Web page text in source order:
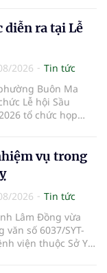
theo yêu cầu
nộp thêm các chi
trả.
diễn ra tại Lễ
2026
Tin tức
Buôn Ma
Lễ hội Sầu
tổ chức họp
Lắk năm 2026 có
Đắk Lắk – Kết nối
chức từ ngày
02/9/2026 tại
Thuột, xã Krông
Hòa và một số xã
trên địa bàn tỉnh.
vụ trong
2026
Tin tức
Lâm Đồng vừa
văn số 6037/SYT-
viện thuộc Sở Y